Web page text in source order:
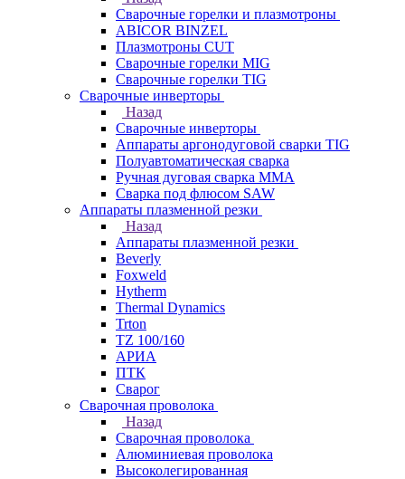
Сварочные горелки и плазмотроны
ABICOR BINZEL
Плазмотроны CUT
Сварочные горелки MIG
Сварочные горелки TIG
Сварочные инверторы
Назад
Сварочные инверторы
Аппараты аргонодуговой сварки TIG
Полуавтоматическая сварка
Ручная дуговая сварка MMA
Сварка под флюсом SAW
Аппараты плазменной резки
Назад
Аппараты плазменной резки
Beverly
Foxweld
Hytherm
Thermal Dynamics
Trton
TZ 100/160
АРИА
ПТК
Сварог
Сварочная проволока
Назад
Сварочная проволока
Алюминиевая проволока
Высоколегированная